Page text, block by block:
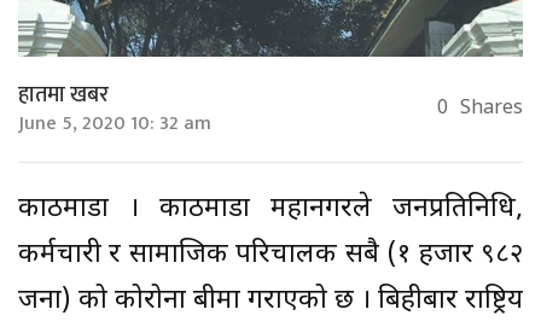
हातमा खबर
June 5, 2020 10: 32 am 0 Shares
काठमाडौं । काठमाडौं महानगरले जनप्रतिनिधि,
कर्मचारी र सामाजिक परिचालक सबै (१ हजार ९८२
जना) को कोरोना बीमा गराएको छ । बिहीबार राष्ट्रिय